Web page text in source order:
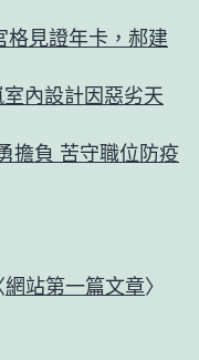
見證年卡，郝建
內設計因惡劣天
擔負 苦守職位防疫
網站第一篇文章〉